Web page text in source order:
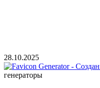
28.10.2025
генераторы